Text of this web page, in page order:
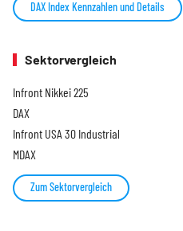
DAX Index Kennzahlen und Details
Sektorvergleich
Infront Nikkei 225
DAX
Infront USA 30 Industrial
MDAX
Zum Sektorvergleich